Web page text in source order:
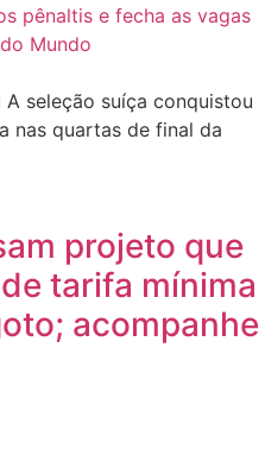
A seleção suíça conquistou
nas quartas de final da
projeto que
tarifa mínima
acompanhe